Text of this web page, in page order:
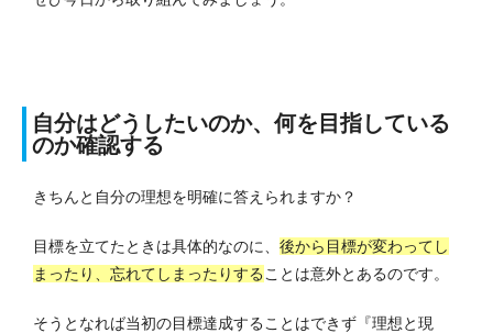
自分はどうしたいのか、何を目指している
のか確認する
きちんと自分の理想を明確に答えられますか？
目標を立てたときは具体的なのに、 後から目標が変わってし
まったり、忘れてしまったりする ことは意外とあるのです。
そうとなれば当初の目標達成することはできず『理想と現